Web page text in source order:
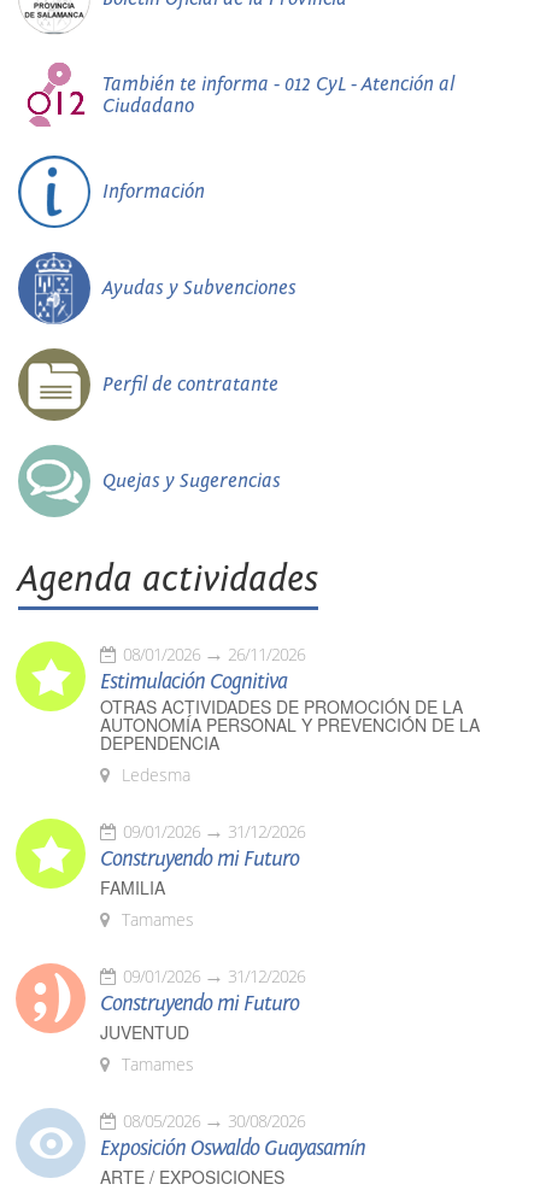
También te informa - 012 CyL - Atención al
Ciudadano
Información
Ayudas y Subvenciones
Perfil de contratante
Quejas y Sugerencias
Agenda actividades
08/01/2026 26/11/2026
Estimulación Cognitiva
OTRAS ACTIVIDADES DE PROMOCIÓN DE LA
AUTONOMÍA PERSONAL Y PREVENCIÓN DE LA
DEPENDENCIA
Ledesma
09/01/2026 31/12/2026
Construyendo mi Futuro
FAMILIA
Tamames
09/01/2026 31/12/2026
Construyendo mi Futuro
JUVENTUD
Tamames
08/05/2026 30/08/2026
Exposición Oswaldo Guayasamín
ARTE / EXPOSICIONES